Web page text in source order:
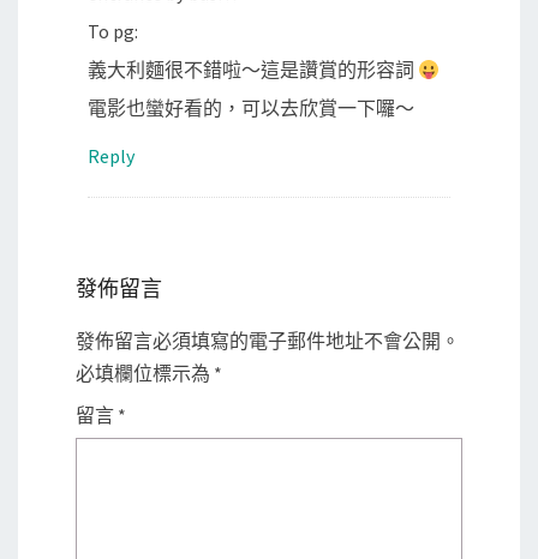
To pg:
義大利麵很不錯啦～這是讚賞的形容詞
電影也蠻好看的，可以去欣賞一下囉～
Reply
發佈留言
發佈留言必須填寫的電子郵件地址不會公開。
必填欄位標示為 *
留言 *